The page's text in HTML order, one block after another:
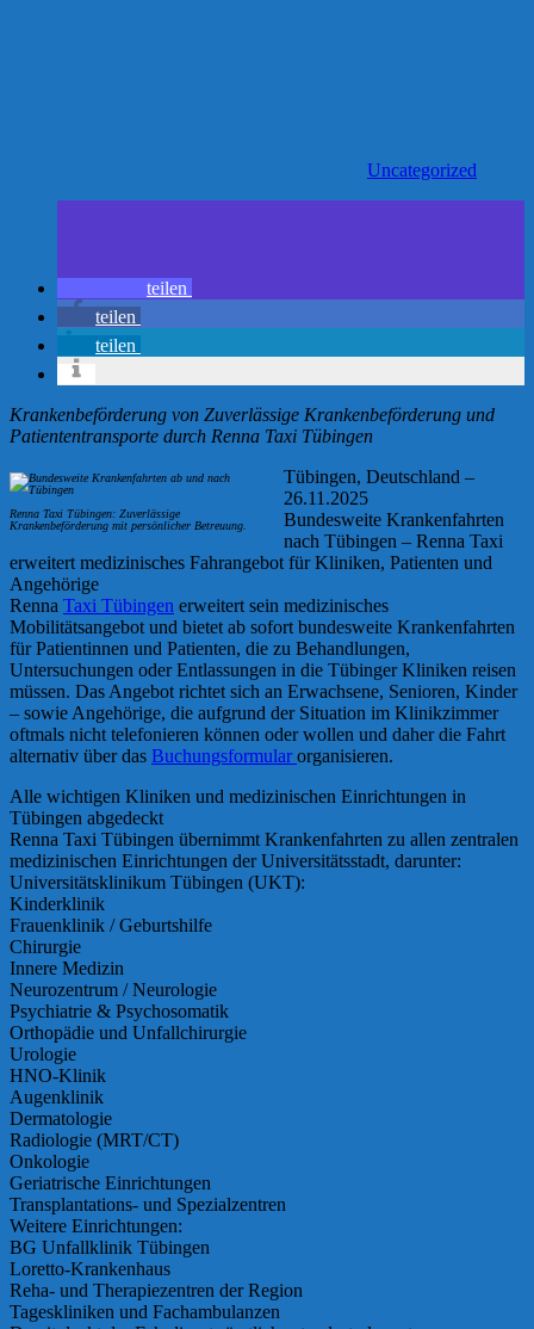
Uncategorized
teilen
teilen
teilen
Krankenbeförderung von Zuverlässige Krankenbeförderung und
Patiententransporte durch Renna Taxi Tübingen
Renna Taxi Tübingen: Zuverlässige
Krankenbeförderung mit persönlicher Betreuung.
Tübingen, Deutschland –
26.11.2025
Bundesweite Krankenfahrten
nach Tübingen – Renna Taxi
erweitert medizinisches Fahrangebot für Kliniken, Patienten und
Angehörige
Renna Taxi Tübingen erweitert sein medizinisches
Mobilitätsangebot und bietet ab sofort bundesweite Krankenfahrten
für Patientinnen und Patienten, die zu Behandlungen,
Untersuchungen oder Entlassungen in die Tübinger Kliniken reisen
müssen. Das Angebot richtet sich an Erwachsene, Senioren, Kinder
– sowie Angehörige, die aufgrund der Situation im Klinikzimmer
oftmals nicht telefonieren können oder wollen und daher die Fahrt
alternativ über das Buchungsformular organisieren.
Alle wichtigen Kliniken und medizinischen Einrichtungen in
Tübingen abgedeckt
Renna Taxi Tübingen übernimmt Krankenfahrten zu allen zentralen
medizinischen Einrichtungen der Universitätsstadt, darunter:
Universitätsklinikum Tübingen (UKT):
Kinderklinik
Frauenklinik / Geburtshilfe
Chirurgie
Innere Medizin
Neurozentrum / Neurologie
Psychiatrie & Psychosomatik
Orthopädie und Unfallchirurgie
Urologie
HNO-Klinik
Augenklinik
Dermatologie
Radiologie (MRT/CT)
Onkologie
Geriatrische Einrichtungen
Transplantations- und Spezialzentren
Weitere Einrichtungen:
BG Unfallklinik Tübingen
Loretto-Krankenhaus
Reha- und Therapiezentren der Region
Tageskliniken und Fachambulanzen